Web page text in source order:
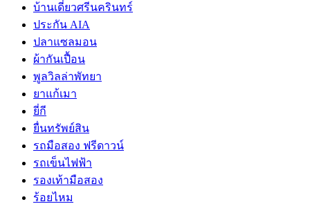
บ้านเดี่ยวศรีนครินทร์
ประกัน AIA
ปลาแซลมอน
ผ้ากันเปื้อน
พูลวิลล่าพัทยา
ยาแก้เมา
ยี่กี
ยื่นทรัพย์สิน
รถมือสอง ฟรีดาวน์
รถเข็นไฟฟ้า
รองเท้ามือสอง
ร้อยไหม